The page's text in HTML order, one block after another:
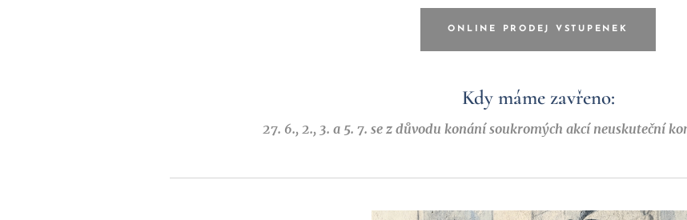
ONLINE PRODEJ VSTUPENEK
Kdy máme zavřeno:
27. 6., 2., 3. a 5. 7. se z důvodu konání soukromých akcí neuskuteční